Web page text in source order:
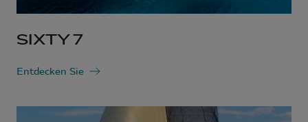
SIXTY 7
Entdecken Sie